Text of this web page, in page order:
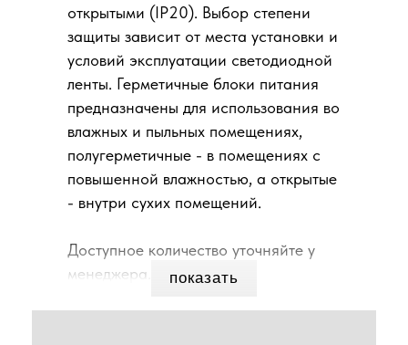
открытыми (IP20). Выбор степени
защиты зависит от места установки и
условий эксплуатации светодиодной
ленты. Герметичные блоки питания
предназначены для использования во
влажных и пыльных помещениях,
полугерметичные - в помещениях с
повышенной влажностью, а открытые
- внутри сухих помещений.
Доступное количество уточняйте у
менеджера.
показать